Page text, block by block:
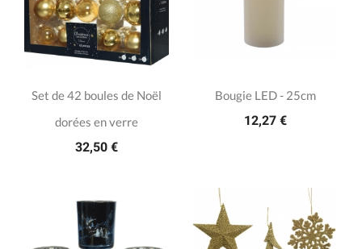
Set de 42 boules de Noël
dorées en verre
32,50 €
Bougie LED - 25cm
12,27 €